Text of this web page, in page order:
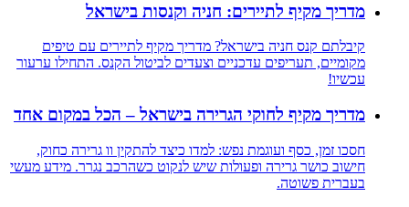
מדריך מקיף לתיירים: חניה וקנסות בישראל
קיבלתם קנס חניה בישראל? מדריך מקיף לתיירים עם טיפים
מקומיים, תעריפים עדכניים וצעדים לביטול הקנס. התחילו ערעור
עכשיו!
מדריך מקיף לחוקי הגרירה בישראל – הכל במקום אחד
חסכו זמן, כסף ועוגמת נפש: למדו כיצד להתקין וו גרירה כחוק,
חישוב כושר גרירה ופעולות שיש לנקוט כשהרכב נגרר. מידע מעשי
בעברית פשוטה.